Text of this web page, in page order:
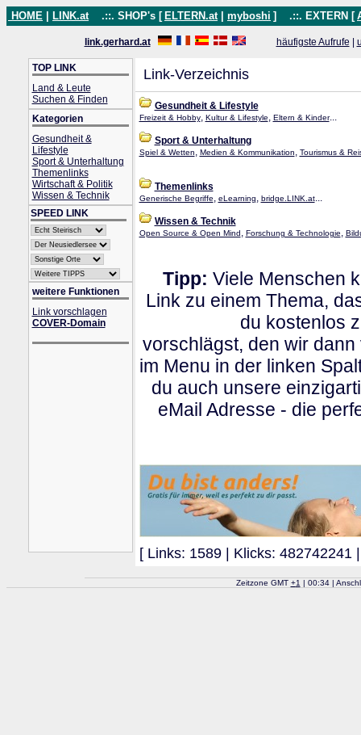
HOME LINK.at .::. SHOP's [ ELTERN.at myboshi ] .::. EXTERN [
link.gerhard.at häufigste Aufrufe
TOP LINK
Land & Leute
Suchen & Finden
Kategorien
Gesundheit &
Lifestyle
Sport & Unterhaltung
Themenlinks
Wirtschaft & Politik
Wissen & Technik
SPEED LINK
weitere Funktionen
Link vorschlagen
COVER-Domain
Link-Verzeichnis
Gesundheit & Lifestyle
Freizeit & Hobby, Kultur & Lifestyle, Eltern & Kinder...
Sport & Unterhaltung
Spiel & Wetten, Medien & Kommunikation, Tourismus &
Themenlinks
Generische Begriffe, eLearning, bridge.LINK.at...
Wissen & Technik
Open Source & Open Mind, Forschung & Technologie,
Tipp: Viele Menschen
Link zu einem Thema,
du kostenlos
vorschlägst, den wir
im Menu in der linken
du auch unsere
eMail Adresse - die
[ Links: 1589 | Klicks: 482742241
Zeitzone GMT +1 | 00:34 |